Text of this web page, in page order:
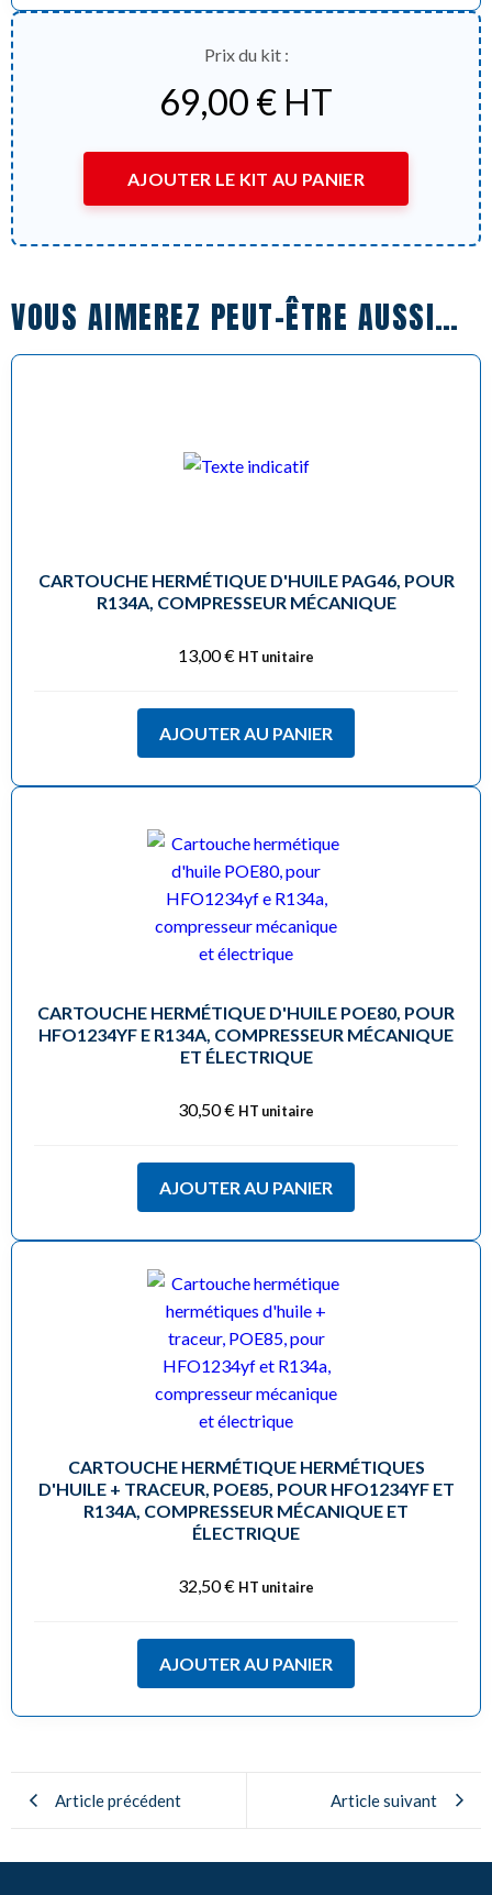
Prix du kit :
69,00 € HT
AJOUTER LE KIT AU PANIER
VOUS AIMEREZ PEUT-ÊTRE AUSSI…
CARTOUCHE HERMÉTIQUE D'HUILE PAG46, POUR
R134A, COMPRESSEUR MÉCANIQUE
13,00€ HT unitaire
AJOUTER AU PANIER
CARTOUCHE HERMÉTIQUE D'HUILE POE80, POUR
HFO1234YF E R134A, COMPRESSEUR MÉCANIQUE
ET ÉLECTRIQUE
30,50€ HT unitaire
AJOUTER AU PANIER
CARTOUCHE HERMÉTIQUE HERMÉTIQUES
D'HUILE + TRACEUR, POE85, POUR HFO1234YF ET
R134A, COMPRESSEUR MÉCANIQUE ET
ÉLECTRIQUE
32,50€ HT unitaire
AJOUTER AU PANIER
Article précédent Article suivant